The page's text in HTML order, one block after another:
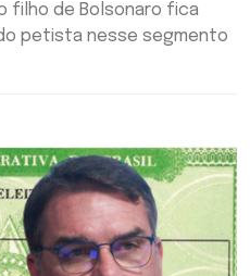
filho de Bolsonaro fica
petista nesse segmento